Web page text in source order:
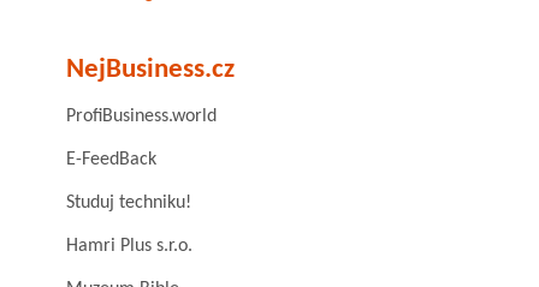
NejBusiness.cz
ProfiBusiness.world
E-FeedBack
Studuj techniku!
Hamri Plus s.r.o.